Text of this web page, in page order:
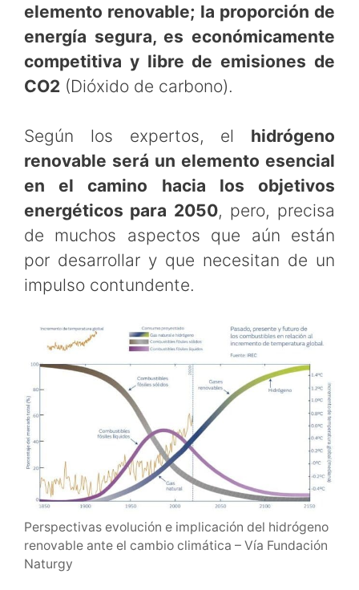
elemento renovable; la proporción de
energía segura, es económicamente
competitiva y libre de emisiones de
CO2 (Dióxido de carbono).
Según los expertos, el hidrógeno
renovable será un elemento esencial
en el camino hacia los objetivos
energéticos para 2050, pero, precisa
de muchos aspectos que aún están
por desarrollar y que necesitan de un
impulso contundente.
Perspectivas evolución e implicación del hidrógeno
renovable ante el cambio climática – Vía Fundación
Naturgy